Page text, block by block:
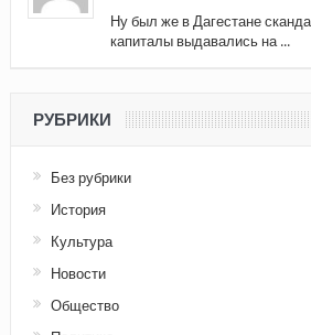
Ну был же в Дагестане
капиталы выдавались на ...
РУБРИКИ
Без рубрики
История
Культура
Новости
Общество